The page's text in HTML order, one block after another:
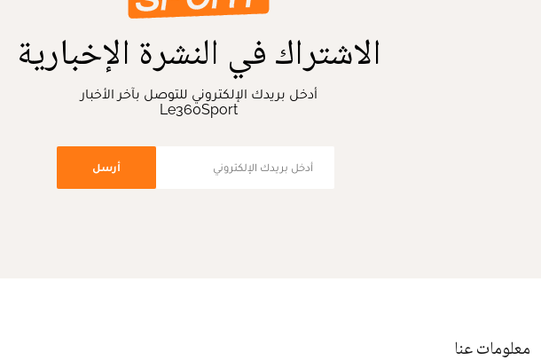
الاشتراك في النشرة الإخبارية
أدخل بريدك الإلكتروني للتوصل بآخر الأخبار
Le360Sport
أرسل
معلومات عنا